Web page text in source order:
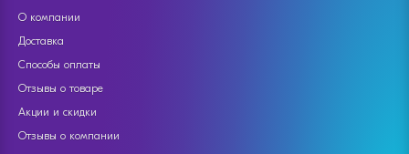
О компании
Доставка
Способы оплаты
Отзывы о товаре
Акции и скидки
Отзывы о компании